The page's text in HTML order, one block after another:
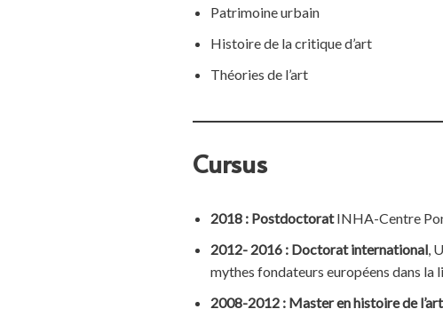
Patrimoine urbain
Histoire de la critique d’art
Théories de l’art
Cursus
2018 : PostdoctoratINHA-Centre
2012- 2016 : Doctorat international,
mythes fondateurs européens dans la
2008-2012 : Master en histoire de